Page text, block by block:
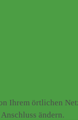
Ihrem örtlichen
ändern.